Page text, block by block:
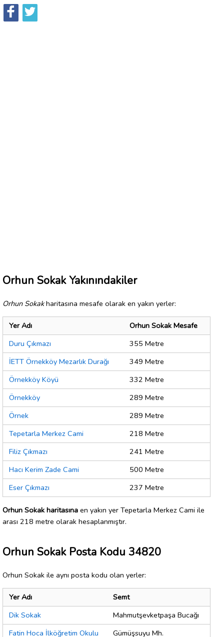
Orhun Sokak Yakınındakiler
Orhun Sokakharitasına mesafe olarak en yakın yerler:
Yer Adı
Orhun Sokak Mesafe
Duru Çıkmazı
355 Metre
İETT Örnekköy Mezarlık Durağı
349 Metre
Örnekköy Köyü
332 Metre
Örnekköy
289 Metre
Örnek
289 Metre
Tepetarla Merkez Cami
218 Metre
Filiz Çıkmazı
241 Metre
Hacı Kerim Zade Cami
500 Metre
Eser Çıkmazı
237 Metre
Orhun Sokak haritasına en yakın yer Tepetarla Merkez Cami ile
arası 218 metre olarak hesaplanmıştır.
Orhun Sokak Posta Kodu 34820
Orhun Sokak ile aynı posta kodu olan yerler:
Yer Adı
Semt
Dik Sokak
Mahmutşevketpaşa Bucağı
Fatin Hoca İlköğretim Okulu
Gümüşsuyu Mh.